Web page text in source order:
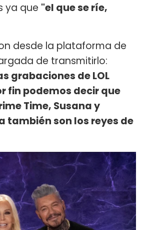
ya que "el que se ríe,
desde la plataforma de
de transmitirlo:
grabaciones de LOL
fin podemos decir que
Time, Susana y
también son los reyes de